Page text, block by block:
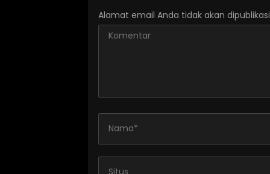
Alamat email Anda tidak akan